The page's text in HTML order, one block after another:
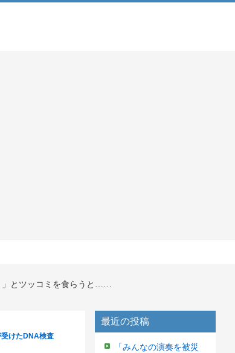
」とツッコミを食らうと……
最近の投稿
「みんなの演奏を被災